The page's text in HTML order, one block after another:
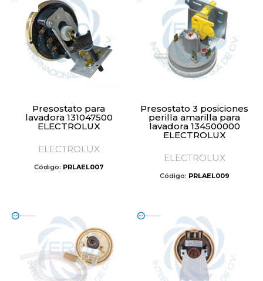
Presostato para
lavadora 131047500
ELECTROLUX
ELECTROLUX
Código: PRLAEL007
Presostato 3 posiciones
perilla amarilla para
lavadora 134500000
ELECTROLUX
ELECTROLUX
Código: PRLAEL009